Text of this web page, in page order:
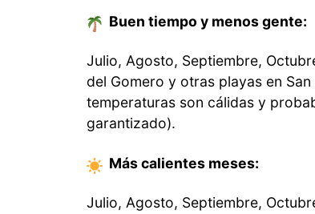
Buen tiempo y menos gente:
Julio, Agosto, Septiembre,
del Gomero y otras playas en
temperaturas son cálidas y
garantizado).
Más calientes meses:
Julio, Agosto, Septiembre,